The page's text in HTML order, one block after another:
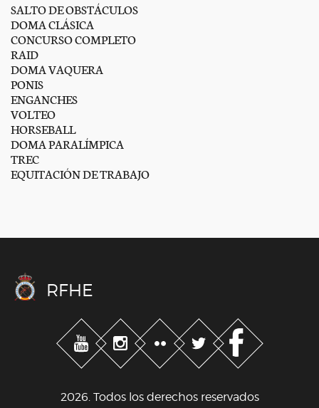
SALTO DE OBSTÁCULOS
DOMA CLÁSICA
CONCURSO COMPLETO
RAID
DOMA VAQUERA
PONIS
ENGANCHES
VOLTEO
HORSEBALL
DOMA PARALÍMPICA
TREC
EQUITACIÓN DE TRABAJO
RFHE
2026. Todos los derechos reservados